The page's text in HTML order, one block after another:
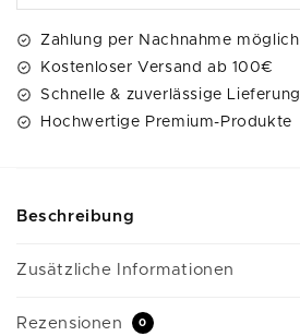
Zahlung per Nachnahme möglich
Kostenloser Versand ab 100€
Schnelle & zuverlässige Lieferung
Hochwertige Premium-Produkte
Beschreibung
Zusätzliche Informationen
Rezensionen 0